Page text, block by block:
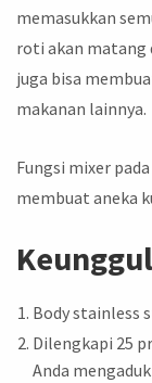
memasukkan
roti akan matang
juga bisa
makanan lainnya.
Fungsi mixer
membuat aneka
Body stainless
Dilengkapi 25
Anda